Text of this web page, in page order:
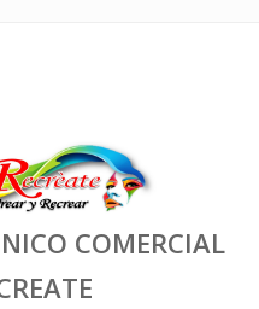
COMERCIAL